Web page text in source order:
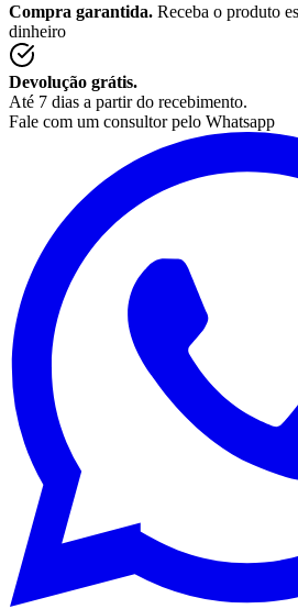
Compra garantida. Receba o produto
dinheiro
Devolução grátis.
Até 7 dias a partir do recebimento.
Fale com um consultor pelo Whatsapp